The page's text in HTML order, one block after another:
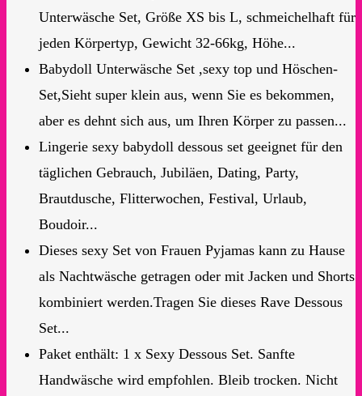
Unterwäsche Set, Größe XS bis L, schmeichelhaft für
jeden Körpertyp, Gewicht 32-66kg, Höhe...
Babydoll Unterwäsche Set ,sexy top und Höschen-
Set,Sieht super klein aus, wenn Sie es bekommen,
aber es dehnt sich aus, um Ihren Körper zu passen...
Lingerie sexy babydoll dessous set geeignet für den
täglichen Gebrauch, Jubiläen, Dating, Party,
Brautdusche, Flitterwochen, Festival, Urlaub,
Boudoir...
Dieses sexy Set von Frauen Pyjamas kann zu Hause
als Nachtwäsche getragen oder mit Jacken und Shorts
kombiniert werden.Tragen Sie dieses Rave Dessous
Set...
Paket enthält: 1 x Sexy Dessous Set. Sanfte
Handwäsche wird empfohlen. Bleib trocken. Nicht